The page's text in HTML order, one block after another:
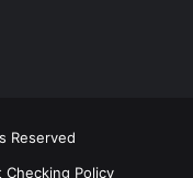
Reserved
Checking Policy